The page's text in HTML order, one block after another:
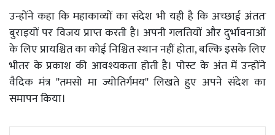
उन्होंने कहा कि महाकाव्यों का संदेश भी यही है कि अच्छाई अंततः
बुराइयों पर विजय प्राप्त करती है। अपनी गलतियों और दुर्भावनाओं
के लिए प्रायश्चित का कोई निश्चित स्थान नहीं होता, बल्कि इसके लिए
भीतर के प्रकाश की आवश्यकता होती है। पोस्ट के अंत में उन्होंने
वैदिक मंत्र ''तमसो मा ज्योतिर्गमय'' लिखते हुए अपने संदेश का
समापन किया।